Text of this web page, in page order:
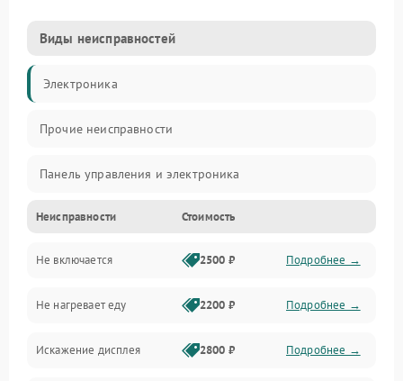
Виды неисправностей
Электроника
Прочие неисправности
Панель управления и электроника
Дверца и корпус
Механика и внутренние элементы
Механические повреждения
Питание и запуск
Неисправности Стоимость
Не включается 2500 ₽ Подробнее →
Не нагревает еду 2200 ₽ Подробнее →
Искажение дисплея 2800 ₽ Подробнее →